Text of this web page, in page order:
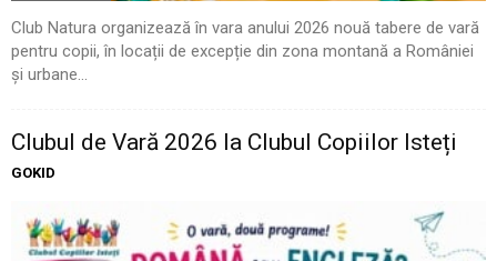
Club Natura organizează în vara anului 2026 nouă tabere de vară
pentru copii, în locații de excepție din zona montană a României
și urbane...
Clubul de Vară 2026 la Clubul Copiilor Isteți
GOKID